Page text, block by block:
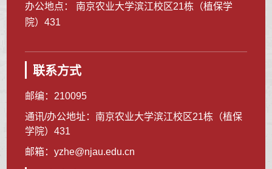
办公地点： 南京农业大学滨江校区21栋（植保学
院）431
联系方式
邮编： 210095
通讯/办公地址： 南京农业大学滨江校区21栋（植保
学院）431
邮箱：yzhe@njau.edu.cn